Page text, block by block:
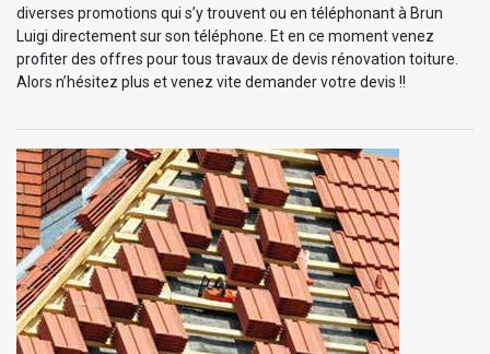
diverses promotions qui s’y trouvent ou en téléphonant à Brun
Luigi directement sur son téléphone. Et en ce moment venez
profiter des offres pour tous travaux de devis rénovation toiture.
Alors n’hésitez plus et venez vite demander votre devis !!